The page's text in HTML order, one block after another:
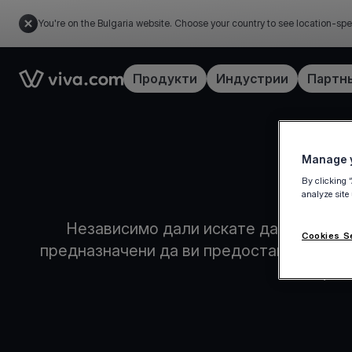
You're on the Bulgaria website. Choose your country to see location-
Link to the homepageПродукти Индустрии
Независимо дали искате да
предназначени да ви предоставят
Manage
By clicking
analyze
Cookies